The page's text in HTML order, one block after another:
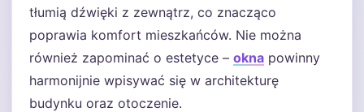
tłumią dźwięki z zewnątrz, co znacząco
poprawia komfort mieszkańców. Nie można
również zapominać o estetyce – okna powinny
harmonijnie wpisywać się w architekturę
budynku oraz otoczenie.